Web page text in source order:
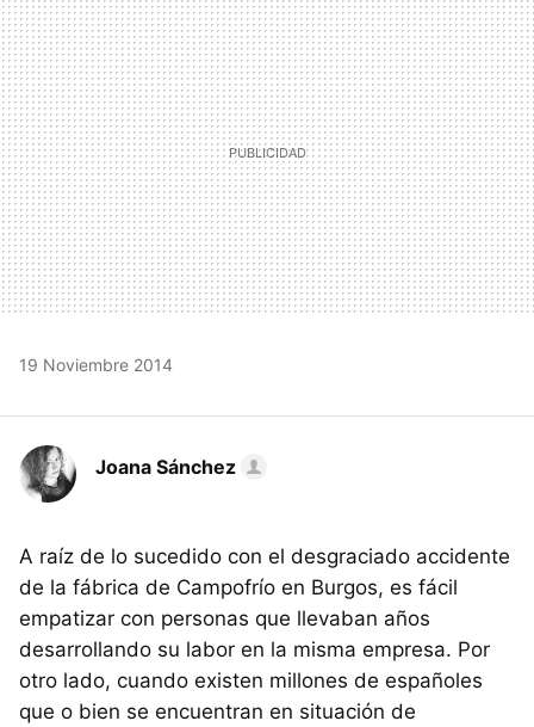
MAIL
19 Noviembre 2014
Joana Sánchez
A raíz de lo sucedido con el desgraciado accidente
de la fábrica de Campofrío en Burgos, es fácil
empatizar con personas que llevaban años
desarrollando su labor en la misma empresa. Por
otro lado, cuando existen millones de españoles
que o bien se encuentran en situación de